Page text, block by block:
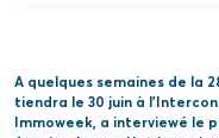
A quelques semaines de la
tiendra le 30 juin à
Immoweek, a interviewé le